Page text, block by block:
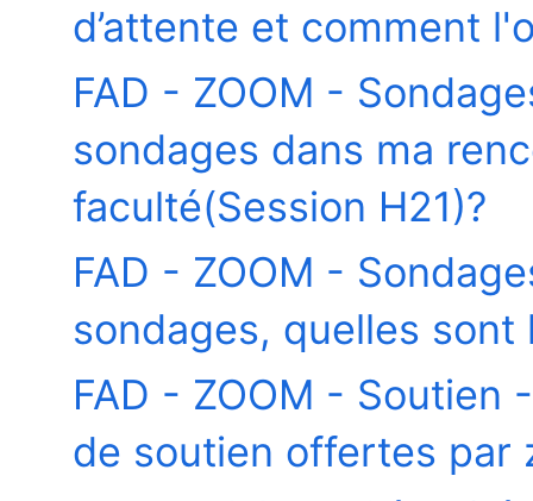
d’attente et comment
FAD - ZOOM -
sondages dans ma
faculté(Session H21)?
FAD - ZOOM -
sondages, quelles sont
FAD - ZOOM - Soutien
de soutien offertes par